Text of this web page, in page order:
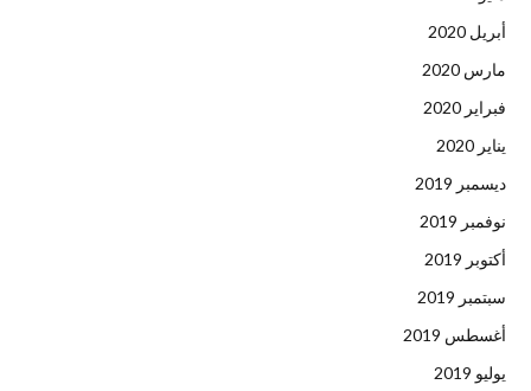
أبريل 2020
مارس 2020
فبراير 2020
يناير 2020
ديسمبر 2019
نوفمبر 2019
أكتوبر 2019
سبتمبر 2019
أغسطس 2019
يوليو 2019